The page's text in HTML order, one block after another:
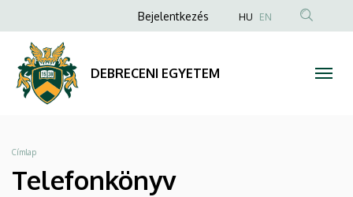
Telefonkönyv
DEBRECENI
EGYETEM
a
tartalomra
Anonim
menüje
Bejelentkezés HU EN
DEBRECENI EGYETEM
Morzsa
Címlap
Telefonkönyv